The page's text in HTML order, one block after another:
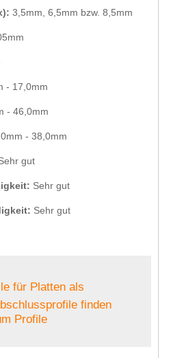
3,5mm, 6,5mm bzw. 8,5mm
- 17,0mm
- 46,0mm
- 38,0mm
gut
Sehr gut
Sehr gut
für Platten als
finden
Profile